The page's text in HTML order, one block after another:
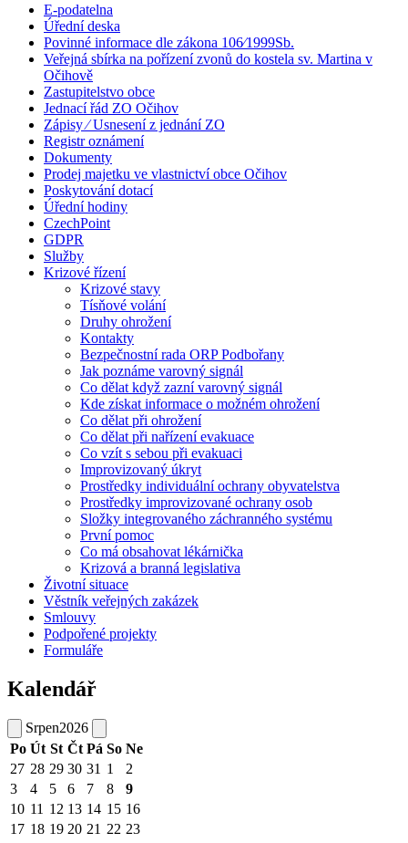
E-podatelna
Úřední deska
Povinné informace dle zákona 106⁄1999Sb.
Veřejná sbírka na pořízení zvonů do kostela sv. Martina v
Očihově
Zastupitelstvo obce
Jednací řád ZO Očihov
Zápisy ⁄ Usnesení z jednání ZO
Registr oznámení
Dokumenty
Prodej majetku ve vlastnictví obce Očihov
Poskytování dotací
Úřední hodiny
CzechPoint
GDPR
Služby
Krizové řízení
Krizové stavy
Tísňové volání
Druhy ohrožení
Kontakty
Bezpečnostní rada ORP Podbořany
Jak poznáme varovný signál
Co dělat když zazní varovný signál
Kde získat informace o možném ohrožení
Co dělat při ohrožení
Co dělat při nařízení evakuace
Co vzít s sebou při evakuaci
Improvizovaný úkryt
Prostředky individuální ochrany obyvatelstva
Prostředky improvizované ochrany osob
Složky integrovaného záchranného systému
První pomoc
Co má obsahovat lékárnička
Krizová a branná legislativa
Životní situace
Věstník veřejných zakázek
Smlouvy
Podpořené projekty
Formuláře
Kalendář
Srpen2026
Po Út St Čt Pá So Ne
27 28 29 30 31 1
2
3
4 5 6 7 8
9
10 11 12 13 14 15 16
17 18 19 20 21 22 23